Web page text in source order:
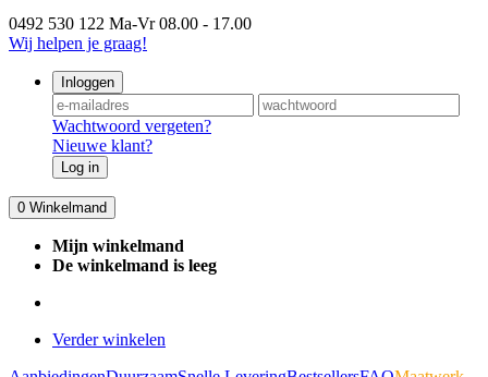
0492 530 122 Ma-Vr 08.00 - 17.00
Wij helpen je graag!
Inloggen
Wachtwoord vergeten?
Nieuwe klant?
Log in
0 Winkelmand
Mijn winkelmand
De winkelmand is leeg
Verder winkelen